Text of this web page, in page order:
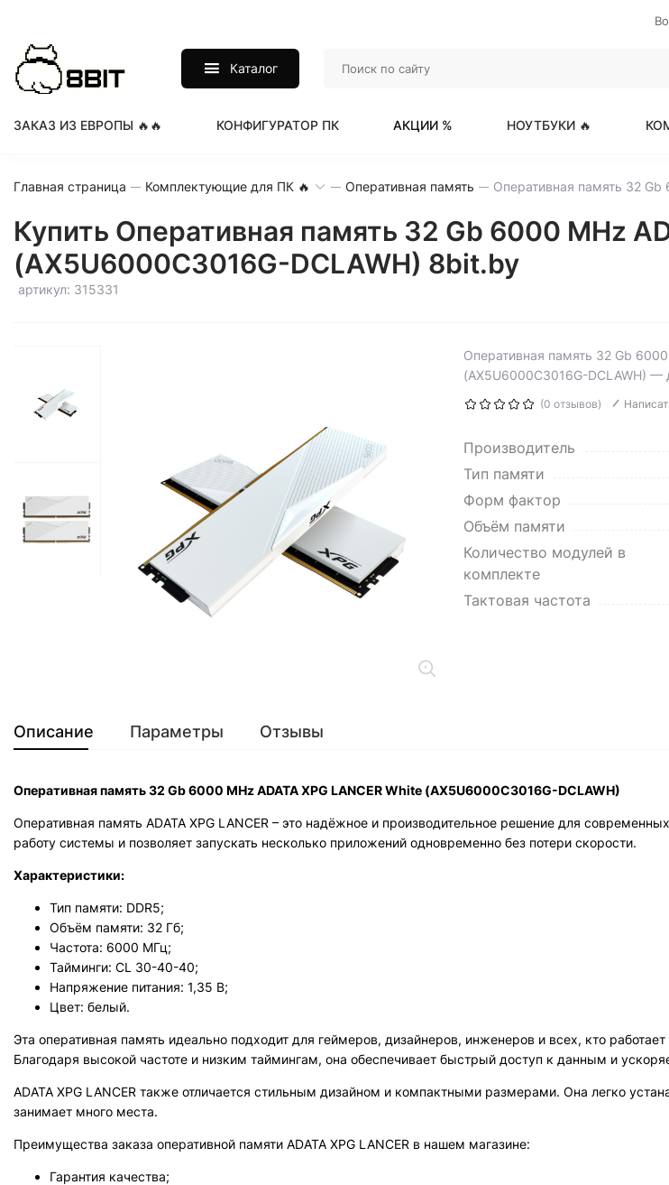
Каталог
ЗАКАЗ ИЗ ЕВРОПЫ 🔥🔥 КОНФИГУРАТОР ПК АКЦИИ % НОУТБУКИ 🔥
Главная страница Комплектующие для ПК 🔥 Оперативная память
Купить Оперативная память 32 Gb 6000 MHz
(AX5U6000C3016G-DCLAWH) 8bit.by
артикул: 315331
Оперативная память 32 Gb 6000
(AX5U6000C3016G-DCLAWH) —
(0 отзывов)
Производитель
Тип памяти
Форм фактор
Объём памяти
Количество модулей в
комплекте
Тактовая частота
Описание Параметры Отзывы
Оперативная память 32 Gb 6000 MHz ADATA XPG LANCER White (AX5U6000C3016G-DCLAWH)
Оперативная память ADATA XPG LANCER – это надёжное и производительное решение для
работу системы и позволяет запускать несколько приложений одновременно без потери скорости.
Характеристики:
Тип памяти: DDR5;
Объём памяти: 32 Гб;
Частота: 6000 МГц;
Тайминги: CL 30-40-40;
Напряжение питания: 1,35 В;
Цвет: белый.
Эта оперативная память идеально подходит для геймеров, дизайнеров, инженеров и всех, кто
Благодаря высокой частоте и низким таймингам, она обеспечивает быстрый доступ к данным и
ADATA XPG LANCER также отличается стильным дизайном и компактными размерами. Она легко
занимает много места.
Преимущества заказа оперативной памяти ADATA XPG LANCER в нашем магазине:
Гарантия качества;